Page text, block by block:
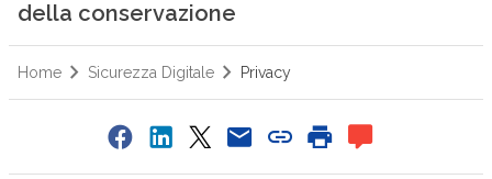
della conservazione
Home Sicurezza Digitale Privacy